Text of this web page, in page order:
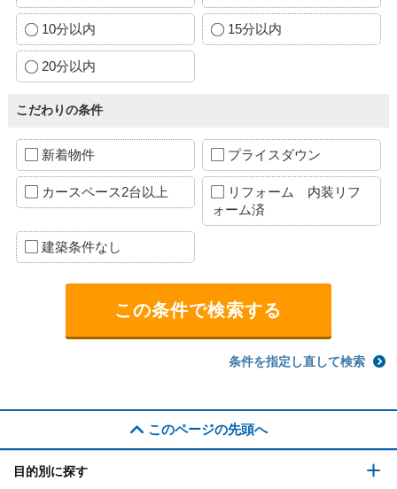
10分以内 15分以内
20分以内
こだわりの条件
新着物件 プライスダウン
カースペース2台以上
リフォーム 内装リフ
ォーム済
建築条件なし
条件を指定し直して検索
このページの先頭へ
目的別に探す